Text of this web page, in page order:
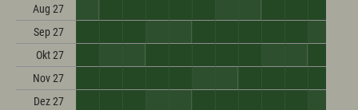
Aug 27
Sep 27
Okt 27
Nov 27
Dez 27